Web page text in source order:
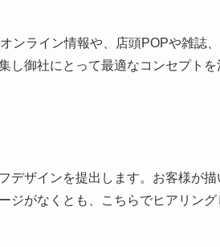
ンライン情報や、店頭POPや雑誌
し御社にとって最適なコンセプトを
デザインを提出します。お客様が
ジがなくとも、こちらでヒアリン